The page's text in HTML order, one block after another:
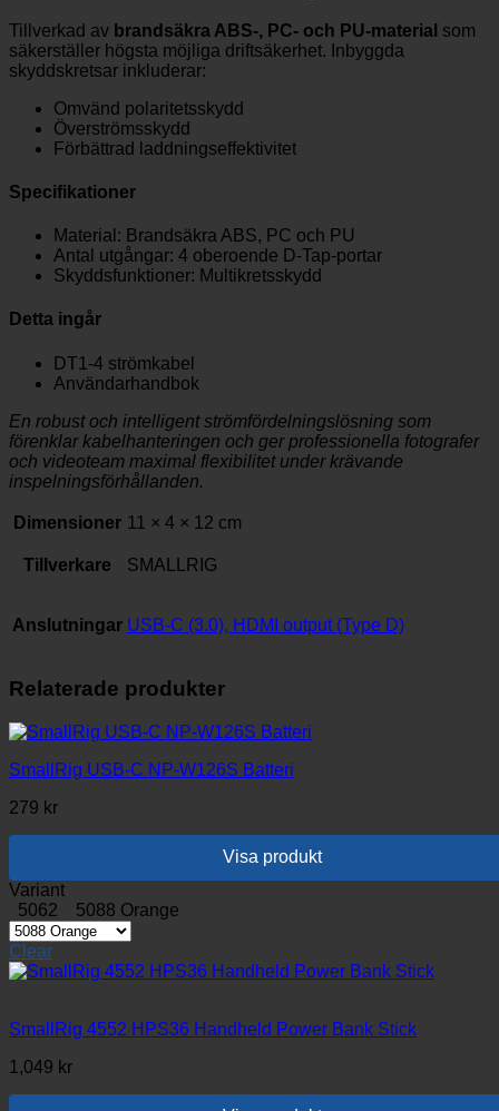
Tillverkad av brandsäkra ABS-, PC- och PU-material som
säkerställer högsta möjliga driftsäkerhet. Inbyggda
skyddskretsar inkluderar:
Omvänd polaritetsskydd
Överströmsskydd
Förbättrad laddningseffektivitet
Specifikationer
Material: Brandsäkra ABS, PC och PU
Antal utgångar: 4 oberoende D-Tap-portar
Skyddsfunktioner: Multikretsskydd
Detta ingår
DT1-4 strömkabel
Användarhandbok
En robust och intelligent strömfördelningslösning som
förenklar kabelhanteringen och ger professionella fotografer
och videoteam maximal flexibilitet under krävande
inspelningsförhållanden.
Dimensioner 11 × 4 × 12 cm
Tillverkare SMALLRIG
Anslutningar USB-C (3.0), HDMI output (Type D)
Relaterade produkter
SmallRig USB-C NP-W126S Batteri
279 kr
Visa produkt
Den
här
produkten
har
flera
olika
kan
Variant
5062
5088 Orange
Clear
SmallRig 4552 HPS36 Handheld Power Bank Stick
1,049 kr